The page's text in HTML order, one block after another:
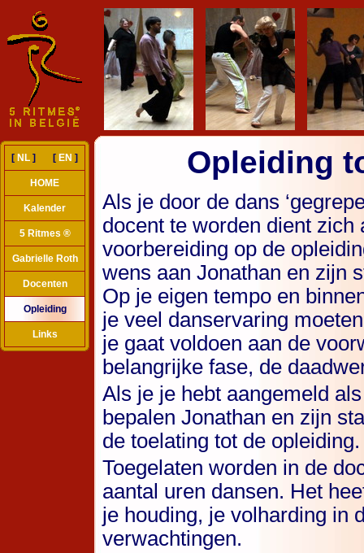
[ NL ] [ EN ]
HOME
Kalender
5 Ritmes ®
Gabrielle Roth
Docenten
Opleiding
Links
Opleiding
Als je door de dans
docent te worden dient zich
voorbereiding op de
wens aan Jonathan en zijn
Op je eigen tempo en
je veel danservaring
je gaat voldoen aan de
belangrijke fase, de
Als je je hebt aangemeld
bepalen Jonathan en zijn
de toelating tot de opleiding.
Toegelaten worden in de
aantal uren dansen. Het
je houding, je volharding in
verwachtingen.